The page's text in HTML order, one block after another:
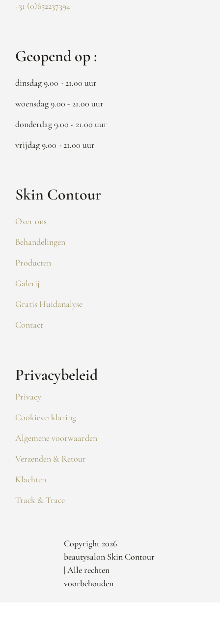
+31 (0)652237394
Geopend op :
dinsdag 9.00 - 21.00 uur
woensdag 9.00 - 21.00 uur
donderdag 9.00 - 21.00 uur
vrijdag 9.00 - 21.00 uur
Skin Contour
Over ons
Behandelingen
Producten
Galerij
Gratis Huidanalyse
Contact
Privacybeleid
Privacy
Cookieverklaring
Algemene voorwaarden
Verzenden & Retour
Klachten
Track & Trace
Copyright 2026
beautysalon Skin Contour
| Alle rechten
voorbehouden